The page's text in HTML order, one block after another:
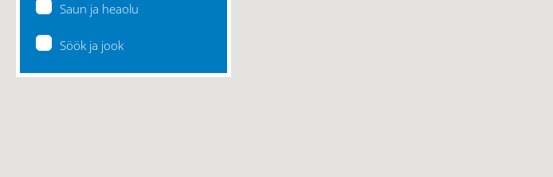
Saun ja heaolu
Söök ja jook